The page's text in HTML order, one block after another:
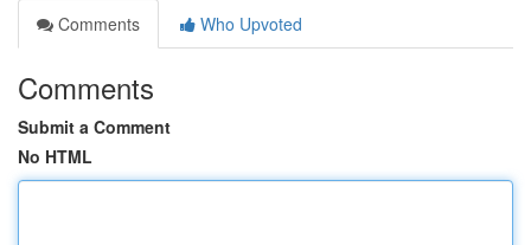
Comments
Who Upvoted
Comments
Submit a Comment
No HTML